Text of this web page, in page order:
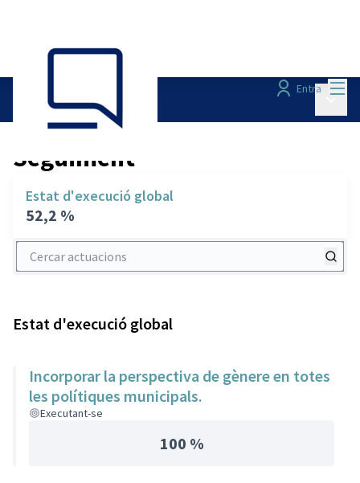
Entra
Seguiment/
Seguiment
Estat d'execució global
52,2 %
Cercar actuacions
Estat d'execució global
Incorporar la perspectiva de gènere en totes
les polítiques municipals.
Executant-se
100 %